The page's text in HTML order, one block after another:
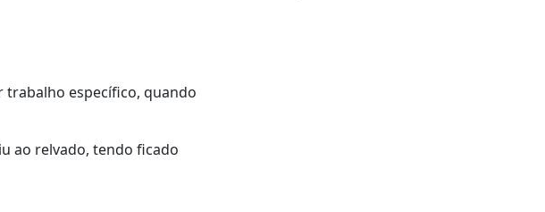
trabalho específico, quando
ao relvado, tendo ficado